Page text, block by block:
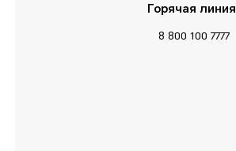
Горячая линия
8 800 100 7777